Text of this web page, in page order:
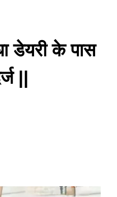
डेयरी के पास
||